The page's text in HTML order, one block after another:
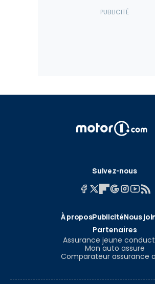
Suivez-nous
À proposPublicitéNous
Partenaires
Assurance jeune
Mon auto assure
Comparateur assurance